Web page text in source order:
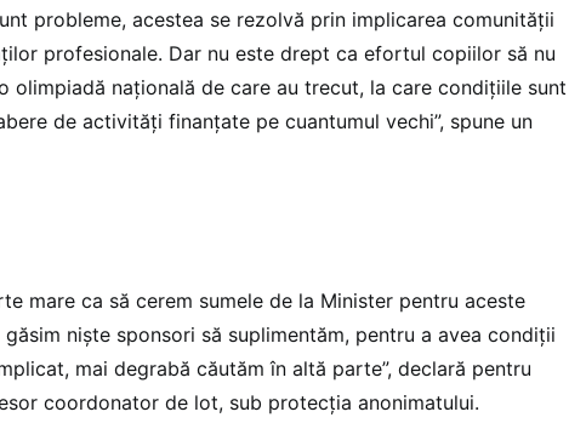
probleme, acestea se rezolvă prin implicarea comunității
profesionale. Dar nu este drept ca efortul copiilor să nu
olimpiadă națională de care au trecut, la care condițiile sunt
de activități finanțate pe cuantumul vechi”, spune un
mare ca să cerem sumele de la Minister pentru aceste
niște sponsori să suplimentăm, pentru a avea condiții
mai degrabă căutăm în altă parte”, declară pentru
coordonator de lot, sub protecția anonimatului.